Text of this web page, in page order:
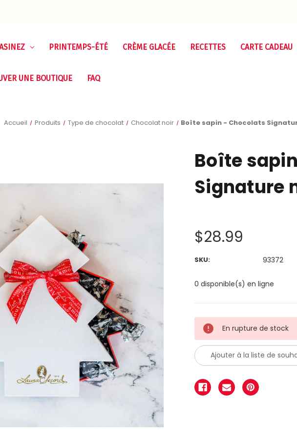
PRINTEMPS-ÉTÉ CRÈME GLACÉE RECETTES CARTE CADEAU
UNE BOUTIQUE FAQ
Accueil Produits Type de chocolat Chocolat noir Boîte sapin - Chocolats
Boîte
Signature
$28.99
SKU: 93372
0 disponible(s) en ligne
En rupture de stock
Ajouter à la liste de